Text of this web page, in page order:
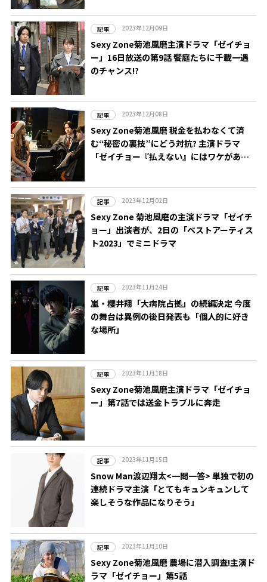
記事 2023年12月09日
Sexy Zone菊池風磨主演ドラマ「ゼイチョ
ー」16日放送の第9話 饗庭たちに千載一遇
のチャンス!?
記事 2023年12月08日
Sexy Zone菊池風磨 税金を払わなくて済
む“秘密の裏技”にどう対抗? 主演ドラマ
「ゼイチョー『払えない』にはワケがあ
記事 2023年12月02日
Sexy Zone 菊池風磨の主演ドラマ「ゼイチ
ョー」出演者が、2日の「ベストアーティス
ト2023」でミニドラマ
記事 2023年11月24日
嵐・櫻井翔「大病院占拠」の続編決定 今度
の舞台は異例の後日発表も「個人的に好き
な場所」
記事 2023年11月18日
Sexy Zone菊池風磨主演ドラマ「ゼイチョ
ー」第7話では送金トラブルに奔走
記事 2023年11月15日
Snow Man渡辺翔太<一問一答> 単独で初の
連続ドラマ主演「とてもキュンキュンして
楽しそうな作品になりそう」
記事 2023年11月10日
Sexy Zone菊池風磨 農場に潜入調査!主演ド
ラマ「ゼイチョー」第5話